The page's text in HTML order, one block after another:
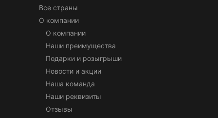
Все страны
О компании
О компании
Наши преимущества
Подарки и розыгрыши
Новости и акции
Наша команда
Наши реквизиты
Отзывы